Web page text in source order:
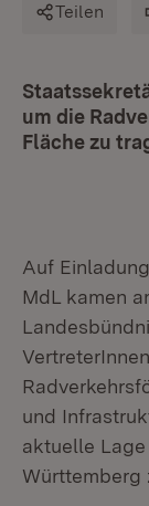
Teilen
um die
Fläche zu
Auf
MdL kamen
und
aktuelle
Württemberg